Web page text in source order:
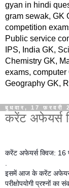
gyan in hindi
gram sewak, GK
competition
Public service
IPS, India GK,
Chemistry GK,
exams, computer
Geography GK,
बुधवार, 17 फ़रवरी
करेंट अफेयर्स
करेंट अफेयर्स क्विज: 16
इसमें आज के करेंट
परीक्षोपयोगी प्रश्नों का